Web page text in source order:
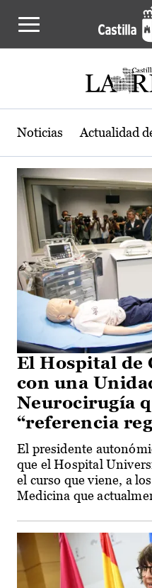
Actualidad de la
Noticias Actualidad
El Hospital de
con una
Neurocirugía
“referencia
El presidente
que el Hospital
el curso que viene, a
Medicina que